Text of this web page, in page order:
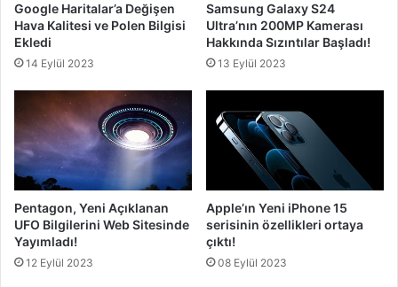
Google Haritalar’a Değişen
Hava Kalitesi ve Polen Bilgisi
Ekledi
14 Eylül 2023
Samsung Galaxy S24
Ultra’nın 200MP Kamerası
Hakkında Sızıntılar Başladı!
13 Eylül 2023
Pentagon, Yeni Açıklanan
UFO Bilgilerini Web Sitesinde
Yayımladı!
12 Eylül 2023
Apple’ın Yeni iPhone 15
serisinin özellikleri ortaya
çıktı!
08 Eylül 2023